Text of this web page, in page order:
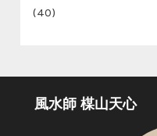
(40)
風水師 楳山天心